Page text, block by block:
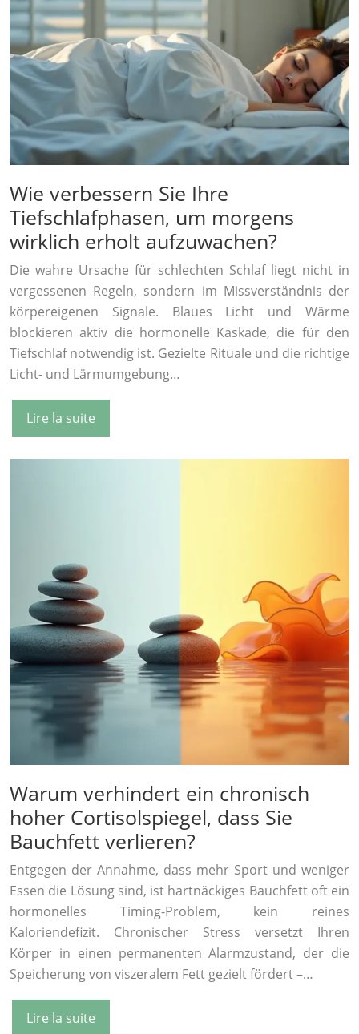
Wie verbessern Sie Ihre
Tiefschlafphasen, um morgens
wirklich erholt aufzuwachen?
Die wahre Ursache für schlechten Schlaf liegt nicht in
vergessenen Regeln, sondern im Missverständnis der
körpereigenen Signale. Blaues Licht und Wärme
blockieren aktiv die hormonelle Kaskade, die für den
Tiefschlaf notwendig ist. Gezielte Rituale und die richtige
Licht- und Lärmumgebung…
Lire la suite
Warum verhindert ein chronisch
hoher Cortisolspiegel, dass Sie
Bauchfett verlieren?
Entgegen der Annahme, dass mehr Sport und weniger
Essen die Lösung sind, ist hartnäckiges Bauchfett oft ein
hormonelles Timing-Problem, kein reines
Kaloriendefizit. Chronischer Stress versetzt Ihren
Körper in einen permanenten Alarmzustand, der die
Speicherung von viszeralem Fett gezielt fördert –…
Lire la suite